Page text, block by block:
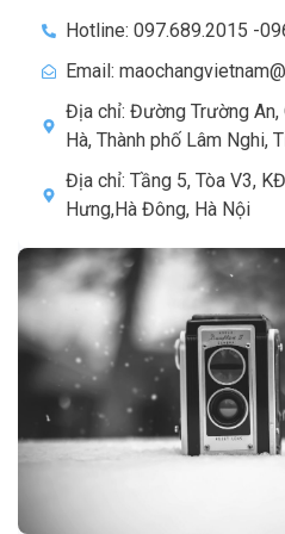
Hotline: 097.689.2015 -
Email:
Địa chỉ: Đường Trường An,
Hà, Thành phố Lâm Nghi,
Địa chỉ: Tầng 5, Tòa V3,
Hưng,Hà Đông, Hà Nội